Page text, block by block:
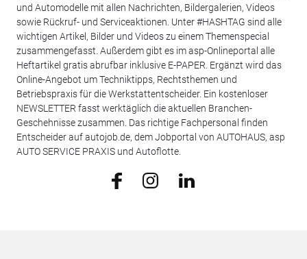
und Automodelle mit allen Nachrichten, Bildergalerien, Videos
sowie Rückruf- und Serviceaktionen. Unter #HASHTAG sind alle
wichtigen Artikel, Bilder und Videos zu einem Themenspecial
zusammengefasst. Außerdem gibt es im asp-Onlineportal alle
Heftartikel gratis abrufbar inklusive E-PAPER. Ergänzt wird das
Online-Angebot um Techniktipps, Rechtsthemen und
Betriebspraxis für die Werkstattentscheider. Ein kostenloser
NEWSLETTER fasst werktäglich die aktuellen Branchen-
Geschehnisse zusammen. Das richtige Fachpersonal finden
Entscheider auf autojob.de, dem Jobportal von AUTOHAUS, asp
AUTO SERVICE PRAXIS und Autoflotte.